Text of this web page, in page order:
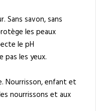
Sans savon, sans
les peaux
le pH
pas les yeux.
Nourrisson, enfant et
nourrissons et aux